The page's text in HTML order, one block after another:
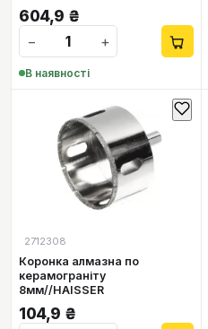
604,9 ₴
−
+
В наявності
2712308
Коронка алмазна по
керамограніту
8мм//HAISSER
104,9 ₴